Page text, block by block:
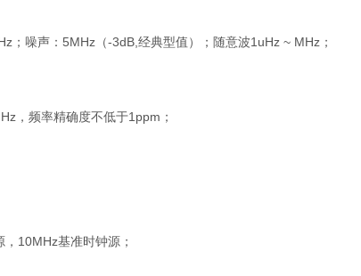
噪声：5MHz（-3dB,经典型值）；随意波1uHz ~ MHz；
，频率精确度不低于1ppm；
10MHz基准时钟源；